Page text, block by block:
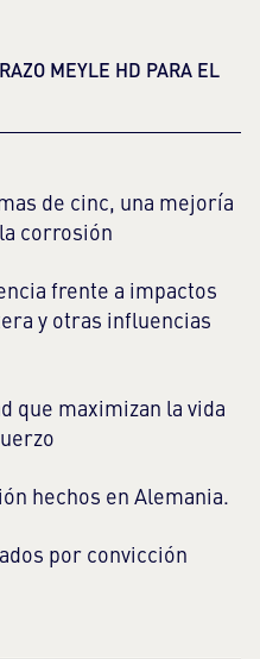
MEYLE HD PARA EL
de cinc, una mejoría
corrosión
frente a impactos
y otras influencias
que maximizan la vida
hechos en Alemania.
por convicción